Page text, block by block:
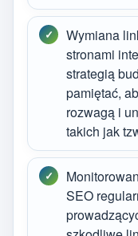
Wymiana
stronami
strategią
pamiętać,
rozwagą i
takich jak
SEO